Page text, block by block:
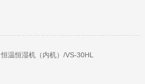
恒温恒湿机（内机）/VS-30HL